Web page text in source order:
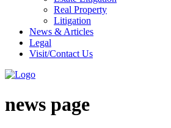
Real Property
Litigation
News & Articles
Legal
Visit/Contact Us
news page